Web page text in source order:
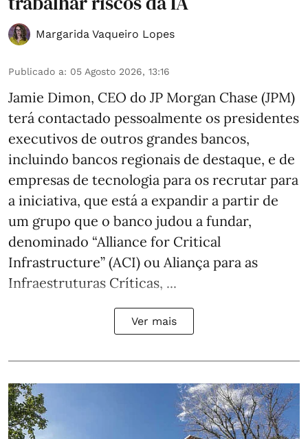
Margarida Vaqueiro Lopes
Publicado a: 05 Agosto 2026, 13:16
Jamie Dimon, CEO do JP Morgan Chase (JPM)
terá contactado pessoalmente os presidentes
executivos de outros grandes bancos,
incluindo bancos regionais de destaque, e de
empresas de tecnologia para os recrutar para
a iniciativa, que está a expandir a partir de
um grupo que o banco judou a fundar,
denominado “Alliance for Critical
Infrastructure” (ACI) ou Aliança para as
Infraestruturas Críticas, ...
Ver mais